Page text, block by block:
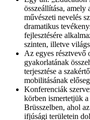
összeállítása, amely
művészeti nevelés
dramatikus
fejlesztésére
szinten, illetve
Az egyes résztvevő
gyakorlatának
terjesztése a
mobilitásának
Konferenciák
körben ismertetjük
Brüsszelben, ahol
ifjúsági területein